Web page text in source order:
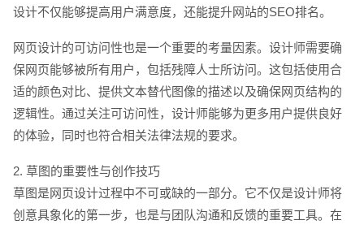
设计不仅能够提高用户满意度，还能提升网站的SEO排名。
网页设计的可访问性也是一个重要的考量因素。设计师需要确
保网页能够被所有用户，包括残障人士所访问。这包括使用合
适的颜色对比、提供文本替代图像的描述以及确保网页结构的
逻辑性。通过关注可访问性，设计师能够为更多用户提供良好
的体验，同时也符合相关法律法规的要求。
2. 草图的重要性与创作技巧
草图是网页设计过程中不可或缺的一部分。它不仅是设计师将
创意具象化的第一步，也是与团队沟通和反馈的重要工具。在